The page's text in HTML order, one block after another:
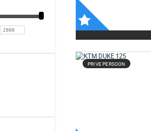
PRIVE PERSOON